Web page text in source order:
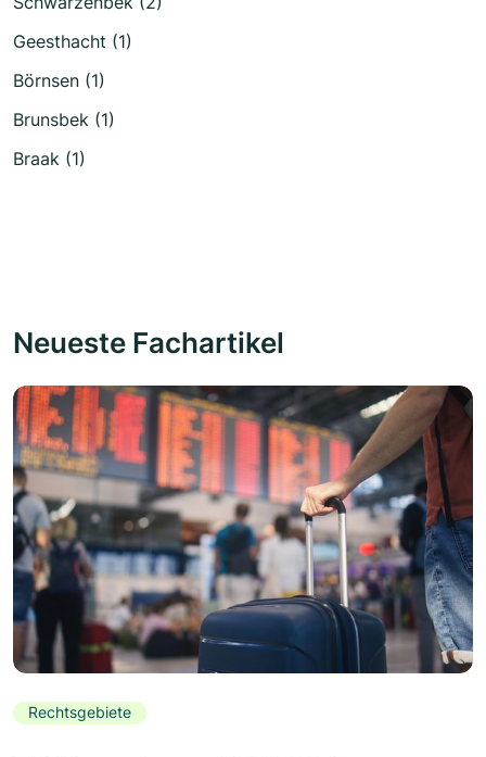
Geesthacht (1)
Börnsen (1)
Brunsbek (1)
Braak (1)
Neueste Fachartikel
Rechtsgebiete